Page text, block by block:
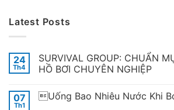
Latest Posts
24
Th4
SURVIVAL GROUP: CHUẨN
HỒ BƠI CHUYÊN NGHIỆP
07
Th1
Uống Bao Nhiêu Nước Khi